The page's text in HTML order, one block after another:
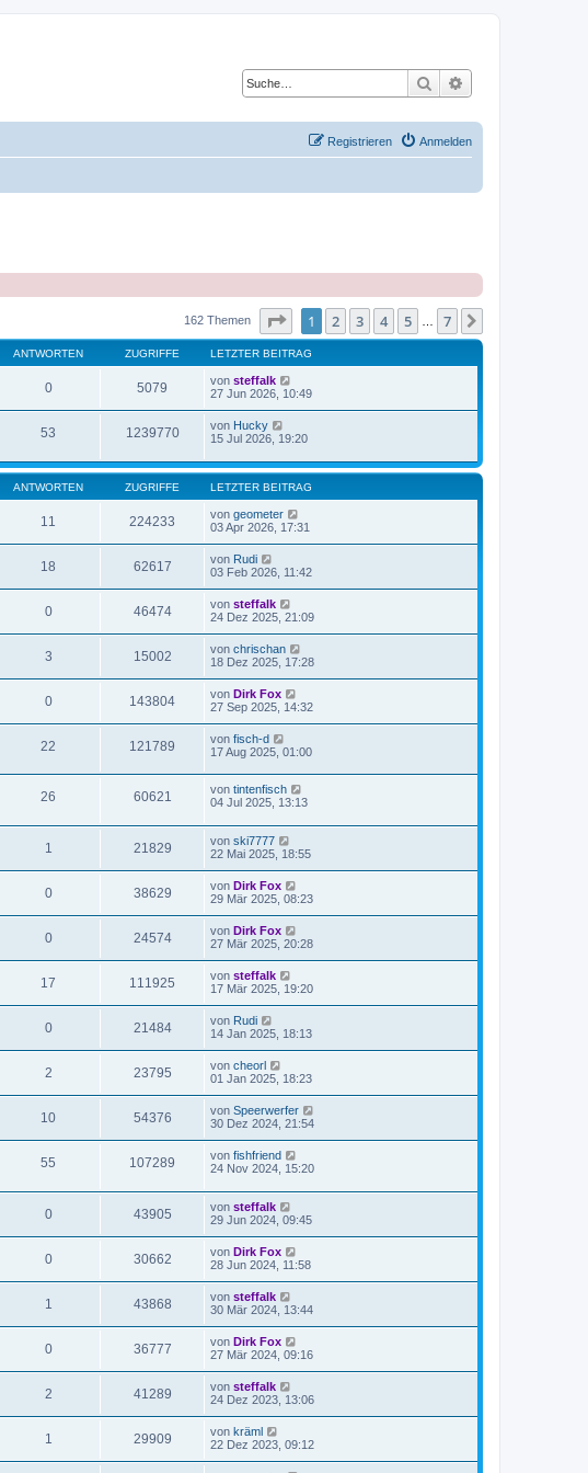
Suche
Anmelden
Registrieren
162 Themen Seite von7
1 2 3 4 5 7
ANTWORTEN ZUGRIFFE LETZTER BEITRAG
0 5079 von steffalk
27 Jun 2026, 10:49
53 1239770 von Hucky
15 Jul 2026, 19:20
ANTWORTEN ZUGRIFFE LETZTER BEITRAG
11 224233 von geometer
03 Apr 2026, 17:31
18 62617 von Rudi
03 Feb 2026, 11:42
0 46474 von steffalk
24 Dez 2025, 21:09
3 15002 von chrischan
18 Dez 2025, 17:28
0 143804 von Dirk Fox
27 Sep 2025, 14:32
22 121789 von fisch-d
17 Aug 2025, 01:00
26 60621 von tintenfisch
04 Jul 2025, 13:13
1 21829 von ski7777
22 Mai 2025, 18:55
0 38629 von Dirk Fox
29 Mär 2025, 08:23
0 24574 von Dirk Fox
27 Mär 2025, 20:28
17 111925 von steffalk
17 Mär 2025, 19:20
0 21484 von Rudi
14 Jan 2025, 18:13
2 23795 von cheorl
01 Jan 2025, 18:23
10 54376 von Speerwerfer
30 Dez 2024, 21:54
55 107289 von fishfriend
24 Nov 2024, 15:20
0 43905 von steffalk
29 Jun 2024, 09:45
0 30662 von Dirk Fox
28 Jun 2024, 11:58
1 43868 von steffalk
30 Mär 2024, 13:44
0 36777 von Dirk Fox
27 Mär 2024, 09:16
2 41289 von steffalk
24 Dez 2023, 13:06
1 29909 von kräml
22 Dez 2023, 09:12